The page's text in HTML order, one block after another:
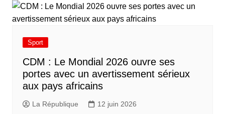
Sport
CDM : Le Mondial 2026 ouvre ses
portes avec un avertissement sérieux
aux pays africains
La République 12 juin 2026